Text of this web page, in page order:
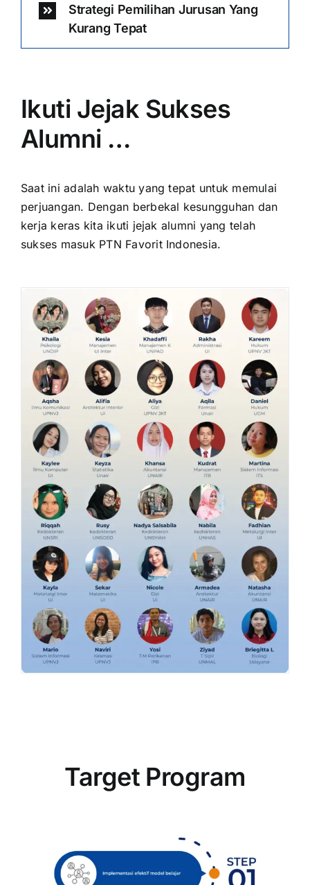
Strategi Pemilihan Jurusan Yang
Kurang Tepat
Ikuti Jejak Sukses
Alumni …
Saat ini adalah waktu yang tepat untuk memulai
perjuangan. Dengan berbekal kesungguhan dan
kerja keras kita ikuti jejak alumni yang telah
sukses masuk PTN Favorit Indonesia.
Target Program